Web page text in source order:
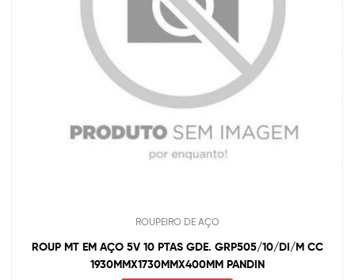
ROUPEIRO DE AÇO
ROUP MT EM AÇO 5V 10 PTAS GDE. GRP505/10/DI/M CC
1930MMX1730MMX400MM PANDIN